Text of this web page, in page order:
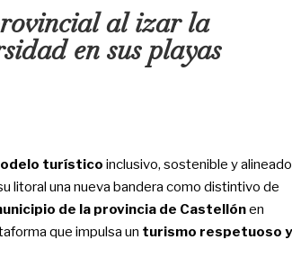
al izar la
en sus playas
turístico inclusivo, sostenible y alineado
litoral una nueva bandera como distintivo de
de la provincia de Castellónen
que impulsa un turismo respetuoso y